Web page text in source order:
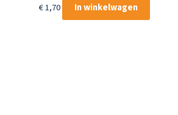
€1,70 In winkelwagen